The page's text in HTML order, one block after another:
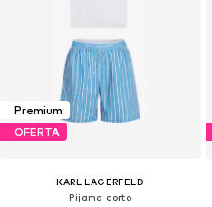
Premium
OFERTA
KARL LAGERFELD
Pijama corto